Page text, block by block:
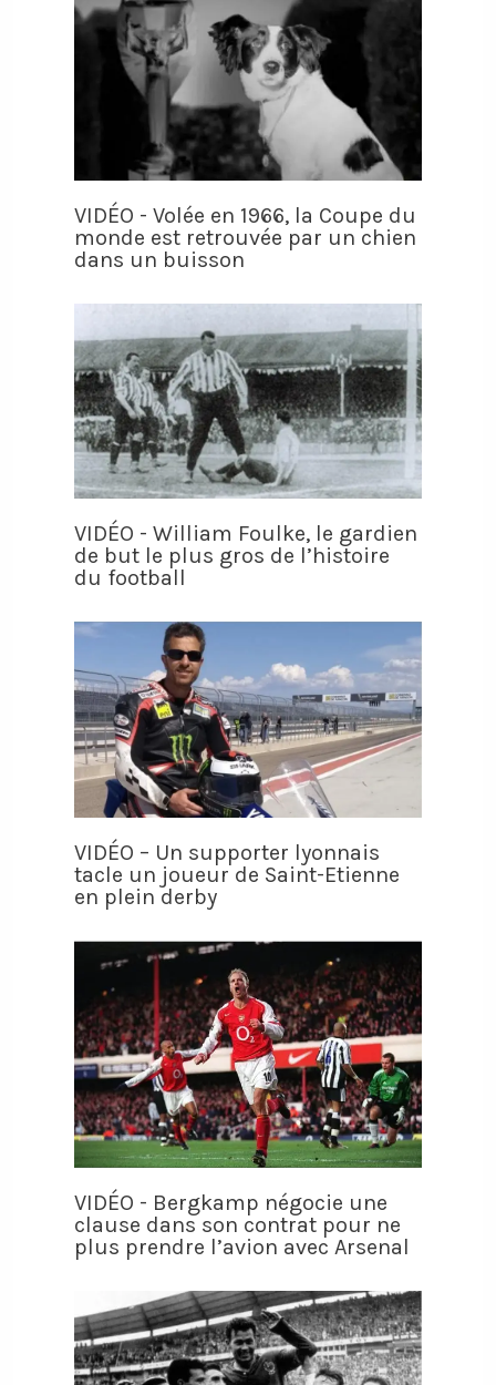
VIDÉO - Volée en 1966, la Coupe du
monde est retrouvée par un chien
dans un buisson
VIDÉO - William Foulke, le gardien
de but le plus gros de l’histoire
du football
VIDÉO – Un supporter lyonnais
tacle un joueur de Saint-Etienne
en plein derby
VIDÉO - Bergkamp négocie une
clause dans son contrat pour ne
plus prendre l’avion avec Arsenal